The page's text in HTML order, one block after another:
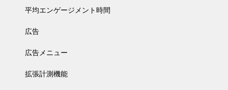
平均エンゲージメント時間
広告
広告メニュー
拡張計測機能